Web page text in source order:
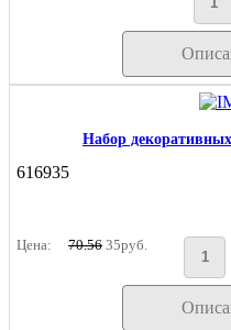
Набор
616935
Цена: 70.56 35руб.